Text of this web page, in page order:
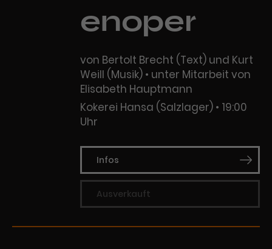
enoper
von Bertolt Brecht (Text) und Kurt
Weill (Musik) • unter Mitarbeit von
Elisabeth Hauptmann
Kokerei Hansa (Salzlager)
19:00
Uhr
Infos
Ausverkauft